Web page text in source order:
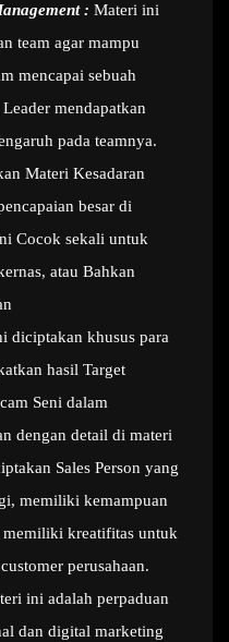
: Materi ini
team agar mampu
mencapai sebuah
mendapatkan
pada teamnya.
Materi Kesadaran
besar di
Cocok sekali untuk
atau Bahkan
diciptakan khusus para
hasil Target
Seni dalam
dengan detail di materi
Sales Person yang
memiliki kemampuan
kreatifitas untuk
perusahaan.
ini adalah perpaduan
dan digital marketing